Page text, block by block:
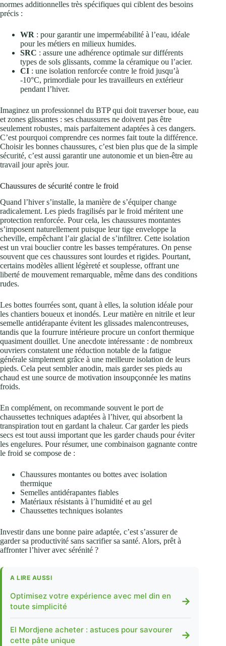
normes additionnelles très spécifiques qui ciblent des besoins
précis :
WR : pour garantir une imperméabilité à l’eau, idéale
pour les métiers en milieux humides.
SRC : assure une adhérence optimale sur différents
types de sols glissants, comme la céramique ou l’acier.
CI : une isolation renforcée contre le froid jusqu’à
-10°C, primordiale pour les travailleurs en extérieur
pendant l’hiver.
Imaginez un professionnel du BTP qui doit traverser boue, eau
et zones glissantes : ses chaussures ne doivent pas être
seulement robustes, mais parfaitement adaptées à ces dangers.
C’est pourquoi comprendre ces normes fait toute la différence.
Choisir les bonnes chaussures, c’est bien plus que de la simple
sécurité, c’est aussi garantir une autonomie et un bien-être au
travail jour après jour.
Chaussures de sécurité contre le froid
Quand l’hiver s’installe, la manière de s’équiper change
radicalement. Les pieds fragilisés par le froid méritent une
protection renforcée. Pour cela, les chaussures montantes
s’imposent naturellement puisque leur tige enveloppe la
cheville, empêchant l’air glacial de s’infiltrer. Cette isolation
est un vrai bouclier contre les basses températures. On pense
souvent que ces chaussures sont lourdes et rigides. Pourtant,
certains modèles allient légèreté et souplesse, offrant une
liberté de mouvement remarquable, même dans des conditions
rudes.
Les bottes fourrées sont, quant à elles, la solution idéale pour
les chantiers boueux et inondés. Leur matière en nitrile et leur
semelle antidérapante évitent les glissades malencontreuses,
tandis que la fourrure intérieure procure un confort thermique
quasiment douillet. Une anecdote intéressante : de nombreux
ouvriers constatent une réduction notable de la fatigue
générale simplement grâce à une meilleure isolation de leurs
pieds. Cela peut sembler anodin, mais garder ses pieds au
chaud est une source de motivation insoupçonnée les matins
froids.
En complément, on recommande souvent le port de
chaussettes techniques adaptées à l’hiver, qui absorbent la
transpiration tout en gardant la chaleur. Car garder les pieds
secs est tout aussi important que les garder chauds pour éviter
les engelures. Pour résumer, une combinaison gagnante contre
le froid se compose de :
Chaussures montantes ou bottes avec isolation
thermique
Semelles antidérapantes fiables
Matériaux résistants à l’humidité et au gel
Chaussettes techniques isolantes
Investir dans une bonne paire adaptée, c’est s’assurer de
garder sa productivité sans sacrifier sa santé. Alors, prêt à
affronter l’hiver avec sérénité ?
A LIRE AUSSI
Optimisez votre expérience avec mel din en
toute simplicité
→
El Mordjene acheter : astuces pour savourer
cette pâte unique
→